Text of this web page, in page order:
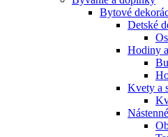
Bytové
Detské
Hodiny
Kvety a